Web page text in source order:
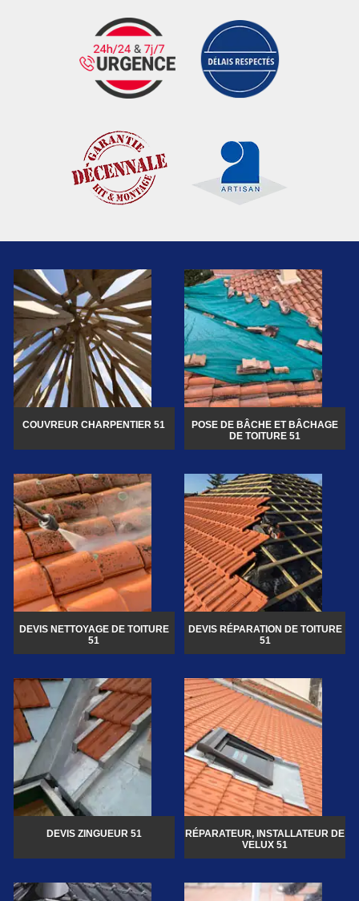
COUVREUR CHARPENTIER 51
POSE DE BÂCHE ET BÂCHAGE
DE TOITURE 51
DEVIS NETTOYAGE DE TOITURE
51
DEVIS RÉPARATION DE TOITURE
51
DEVIS ZINGUEUR 51
RÉPARATEUR, INSTALLATEUR DE
VELUX 51